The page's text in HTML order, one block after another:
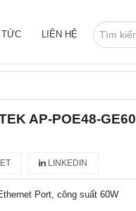
LIÊN HỆ
AP-POE48-GE60
LINKEDIN
Port, công suất 60W